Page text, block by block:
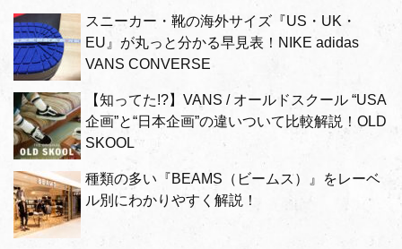
スニーカー・靴の海外サイズ『US・UK・
EU』が丸っと分かる早見表！NIKE adidas
VANS CONVERSE
【知ってた!?】VANS / オールドスクール “USA
企画”と“日本企画”の違いついて比較解説！OLD
SKOOL
種類の多い『BEAMS（ビームス）』をレーベ
ル別にわかりやすく解説！